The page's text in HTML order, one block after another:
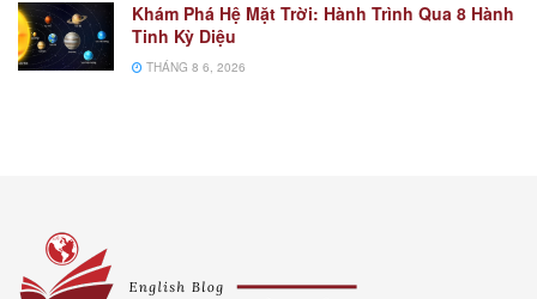
Khám Phá Hệ Mặt Trời: Hành Trình Qua 8 Hành
Tinh Kỳ Diệu
THÁNG 8 6, 2026